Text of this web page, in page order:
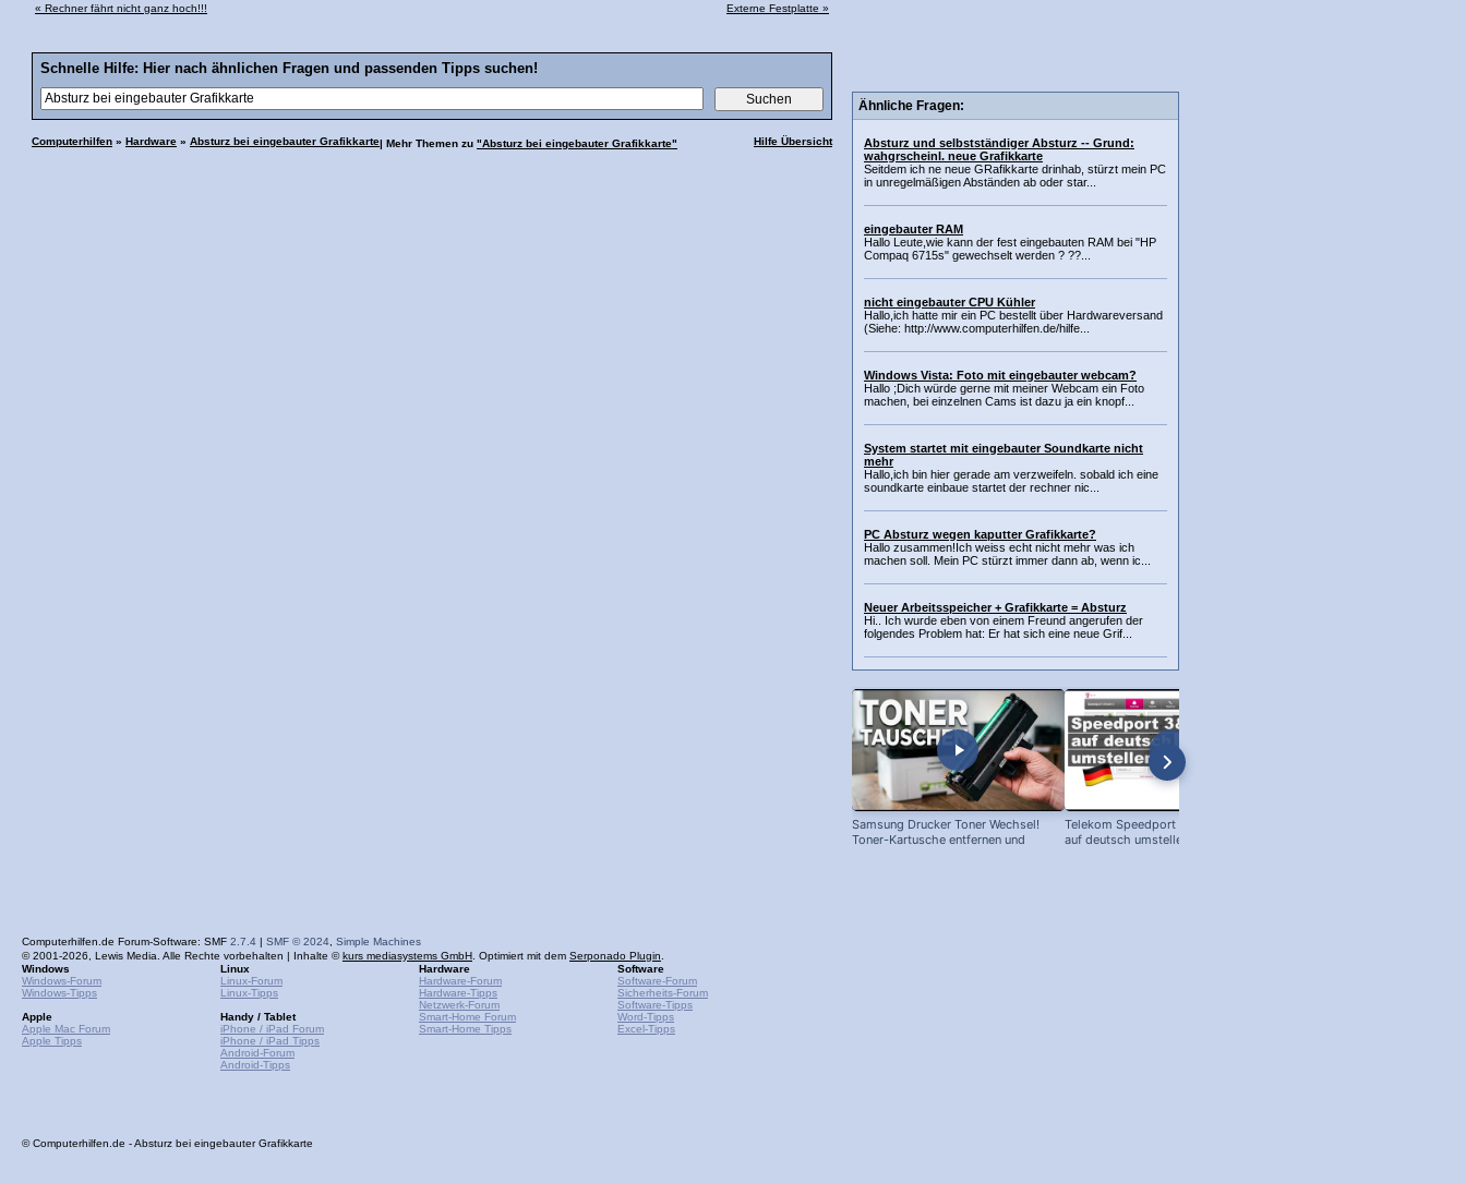
« Rechner fährt nicht ganz hoch!!! Externe Festplatte »
Schnelle Hilfe: Hier nach ähnlichen Fragen und passenden Tipps suchen!
Computerhilfen » Hardware » Absturz bei eingebauter Grafikkarte Hilfe Übersicht
| Mehr Themen zu "Absturz bei eingebauter Grafikkarte"
Ähnliche Fragen:
Absturz und selbstständiger Absturz -- Grund:
wahgrscheinl. neue Grafikkarte
Seitdem ich ne neue GRafikkarte drinhab, stürzt mein PC
in unregelmäßigen Abständen ab oder star...
eingebauter RAM
Hallo Leute,wie kann der fest eingebauten RAM bei "HP
Compaq 6715s" gewechselt werden ? ??...
nicht eingebauter CPU Kühler
Hallo,ich hatte mir ein PC bestellt über Hardwareversand
(Siehe: http://www.computerhilfen.de/hilfe...
Windows Vista: Foto mit eingebauter webcam?
Hallo ;Dich würde gerne mit meiner Webcam ein Foto
machen, bei einzelnen Cams ist dazu ja ein knopf...
System startet mit eingebauter Soundkarte nicht
mehr
Hallo,ich bin hier gerade am verzweifeln. sobald ich eine
soundkarte einbaue startet der rechner nic...
PC Absturz wegen kaputter Grafikkarte?
Hallo zusammen!Ich weiss echt nicht mehr was ich
machen soll. Mein PC stürzt immer dann ab, wenn ic...
Neuer Arbeitsspeicher + Grafikkarte = Absturz
Hi.. Ich wurde eben von einem Freund angerufen der
folgendes Problem hat: Er hat sich eine neue Grif...
Samsung Drucker Toner Wechsel!
Toner-Kartusche entfernen und
Telekom Speedport Router: Sprache
auf deutsch umstellen!
Computerhilfen.de Forum-Software: SMF 2.7.4 | SMF © 2024 Simple Machines
© 2001-2026, Lewis Media. Alle Rechte vorbehalten | Inhalte ©kurs mediasystems GmbH . Optimiert mit dem Serponado Plugin
Windows
Windows-Forum
Windows-Tipps
Apple
Apple Mac Forum
Apple Tipps
Linux
Linux-Forum
Linux-Tipps
Handy / Tablet
iPhone / iPad Forum
iPhone / iPad Tipps
Android-Forum
Android-Tipps
Hardware
Hardware-Forum
Hardware-Tipps
Netzwerk-Forum
Smart-Home Forum
Smart-Home Tipps
Software
Software-Forum
Sicherheits-Forum
Software-Tipps
Word-Tipps
Excel-Tipps
© Computerhilfen.de - Absturz bei eingebauter Grafikkarte